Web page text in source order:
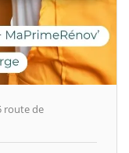
route de